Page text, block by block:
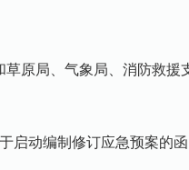
原局、气象局、消防救援
动编制修订应急预案的